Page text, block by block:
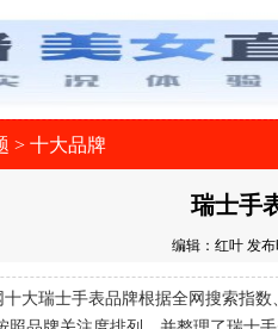
> 十大品牌
瑞士手
编辑：红叶 发布
十大瑞士手表品牌根据全网搜索指